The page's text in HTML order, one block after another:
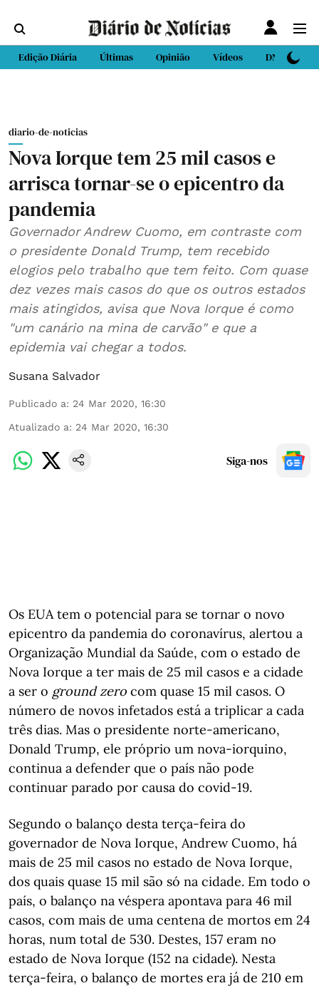
Edição Diária Últimas Opinião Vídeos DN Sport
diario-de-noticias
Nova Iorque tem 25 mil casos e
arrisca tornar-se o epicentro da
pandemia
Governador Andrew Cuomo, em contraste com
o presidente Donald Trump, tem recebido
elogios pelo trabalho que tem feito. Com quase
dez vezes mais casos do que os outros estados
mais atingidos, avisa que Nova Iorque é como
"um canário na mina de carvão" e que a
epidemia vai chegar a todos.
Susana Salvador
Publicado a: 24 Mar 2020, 16:30
Atualizado a: 24 Mar 2020, 16:30
Siga-nos
Os EUA tem o potencial para se tornar o novo
epicentro da pandemia do coronavírus, alertou a
Organização Mundial da Saúde, com o estado de
Nova Iorque a ter mais de 25 mil casos e a cidade
a ser o ground zero com quase 15 mil casos. O
número de novos infetados está a triplicar a cada
três dias. Mas o presidente norte-americano,
Donald Trump, ele próprio um nova-iorquino,
continua a defender que o país não pode
continuar parado por causa do covid-19.
Segundo o balanço desta terça-feira do
governador de Nova Iorque, Andrew Cuomo, há
mais de 25 mil casos no estado de Nova Iorque,
dos quais quase 15 mil são só na cidade. Em todo o
país, o balanço na véspera apontava para 46 mil
casos, com mais de uma centena de mortos em 24
horas, num total de 530. Destes, 157 eram no
estado de Nova Iorque (152 na cidade). Nesta
terça-feira, o balanço de mortes era já de 210 em